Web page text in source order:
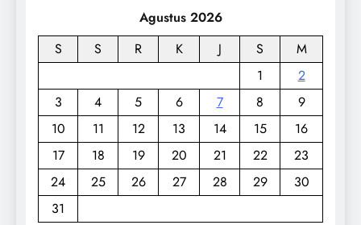
Agustus 2026
S
S R K J S
M
1
2
3
4 5 6 7 8
9
10
11 12 13 14 15
16
17
18 19 20 21 22
23
24
25 26 27 28 29
30
31